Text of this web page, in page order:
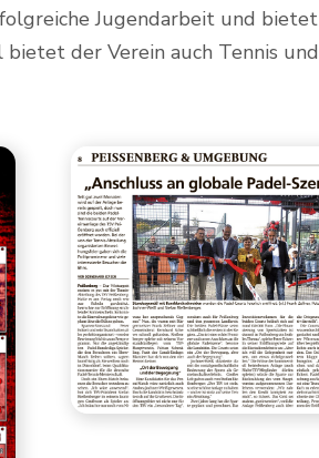
Jugendarbeit und bietet
der Verein auch Tennis und